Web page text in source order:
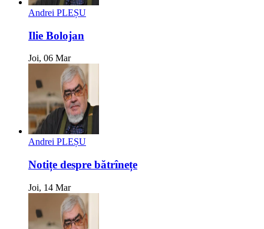
Andrei PLEȘU
Ilie Bolojan
Joi, 06 Mar
Andrei PLEȘU
Notițe despre bătrînețe
Joi, 14 Mar